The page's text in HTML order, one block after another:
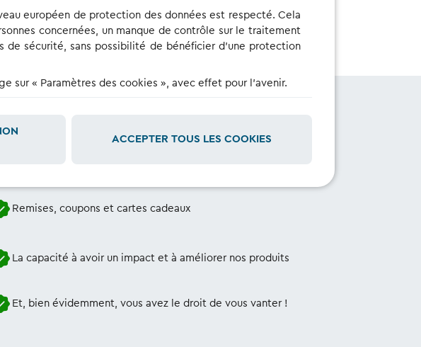
UTILISATEUR
rapporte ?
Remises, coupons et cartes cadeaux
La capacité à avoir un impact et à améliorer nos produits
Et, bien évidemment, vous avez le droit de vous vanter !
européen de protection des données est respecté. Cela
concernées, un manque de contrôle sur le traitement
sécurité, sans possibilité de bénéficier d'une protection
sur « Paramètres des cookies », avec effet pour l'avenir.
ACCEPTER TOUS LES COOKIES